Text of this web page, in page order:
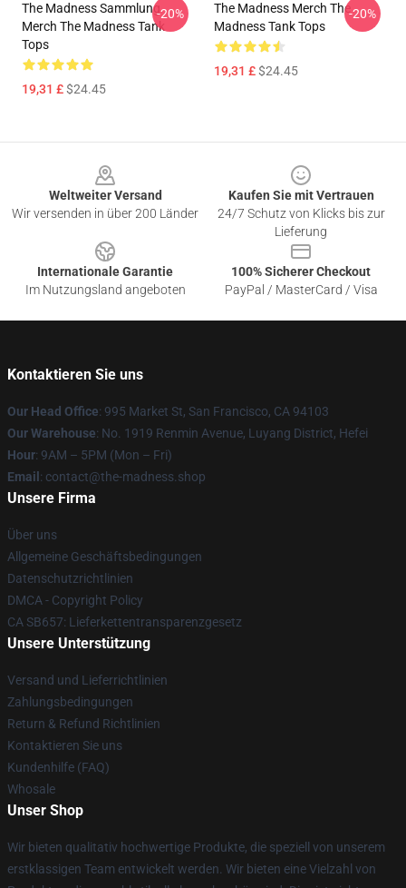
The Madness Sammlung
Merch The Madness Tank
Tops
19,31 £$24.45
-20%
The Madness Merch The
Madness Tank Tops
19,31 £$24.45
-20%
Weltweiter Versand
Wir versenden in über 200 Länder
Kaufen Sie mit Vertrauen
24/7 Schutz von Klicks bis zur
Lieferung
Internationale Garantie
Im Nutzungsland angeboten
100% Sicherer Checkout
PayPal / MasterCard / Visa
Kontaktieren Sie uns
Our Head Office: 995 Market St, San Francisco, CA 94103
Our Warehouse: No. 1919 Renmin Avenue, Luyang District, Hefei
Hour: 9AM – 5PM (Mon – Fri)
Email : contact@the-madness.shop
Unsere Firma
Über uns
Allgemeine Geschäftsbedingungen
Datenschutzrichtlinien
DMCA - Copyright Policy
CA SB657: Lieferkettentransparenzgesetz
Unsere Unterstützung
Versand und Lieferrichtlinien
Zahlungsbedingungen
Return & Refund Richtlinien
Kontaktieren Sie uns
Kundenhilfe (FAQ)
Whosale
Unser Shop
Wir bieten qualitativ hochwertige Produkte, die speziell von unserem
erstklassigen Team entwickelt werden. Wir bieten eine Vielzahl von